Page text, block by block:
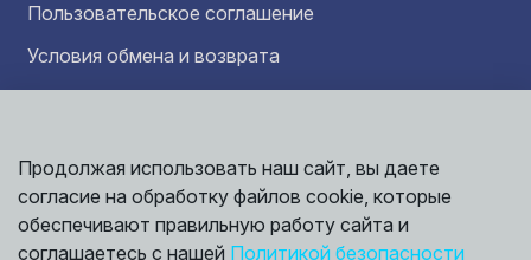
Пользовательское соглашение
Условия обмена и возврата
©
Информация представленная на сайте
носит исключительно ознакомительный
характер и ни при каких условиях не может
считаться публичной офертой. Точные
Продолжая использовать наш сайт, вы даете
согласие на обработку файлов cookie, которые
обеспечивают правильную работу сайта и
соглашаетесь с нашей Политикой безопасности
обработки